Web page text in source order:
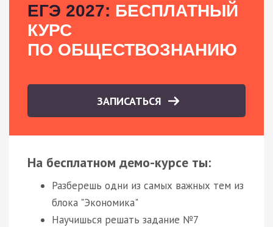
ЕГЭ 2027: БЕСПЛАТНЫЙ
КУРС
ПО ОБЩЕСТВОЗНАНИЮ
ЗАПИСАТЬСЯ
На бесплатном демо-курсе ты:
Разберешь одни из самых важных тем из
блока "Экономика"
Научишься решать задание №7